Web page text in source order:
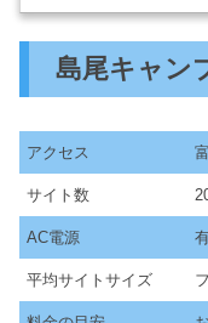
島尾キャン
アクセス
サイト数
AC電源
平均サイトサイズ